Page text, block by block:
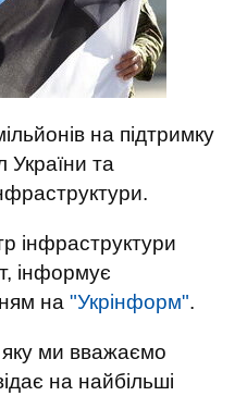
на підтримку
України та
інфраструктури
інформує
на "Укрінформ".
ми вважаємо
на найбільші